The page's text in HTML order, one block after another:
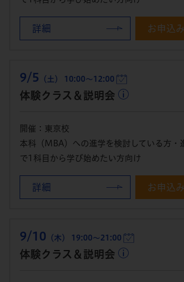
詳細 お申込み
9/5 （土） 10:00～12:00
体験クラス＆説明会
開催：東京校
本科（MBA）への進学を検討している方・
で1科目から学び始めたい方向け
詳細 お申込み
9/10 （木） 19:00～21:00
体験クラス＆説明会